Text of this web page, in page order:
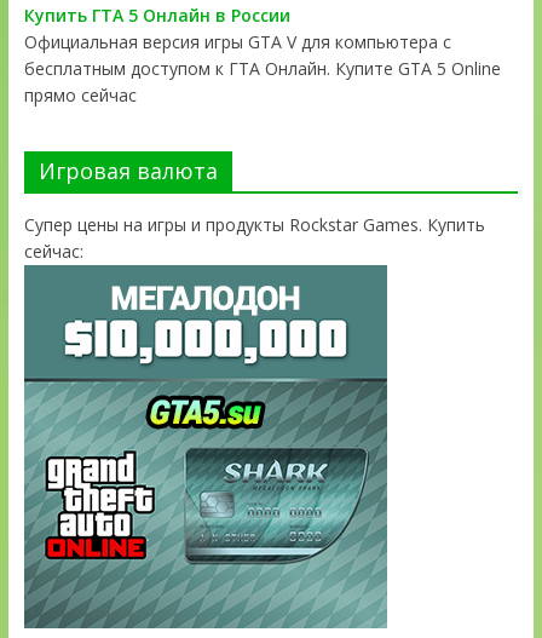
Купить ГТА 5 Онлайн в России
Официальная версия игры GTA V для компьютера с
бесплатным доступом к ГТА Онлайн. Купите GTA 5 Online
прямо сейчас
Игровая валюта
Супер цены на игры и продукты Rockstar Games. Купить
сейчас: